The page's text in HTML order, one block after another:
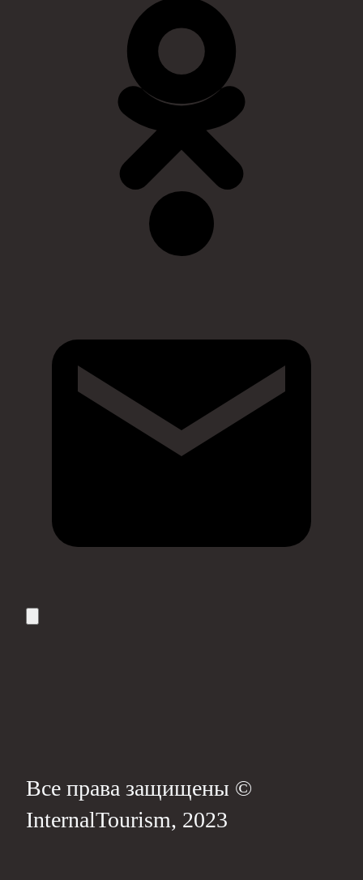
Все права защищены ©
InternalTourism, 2023